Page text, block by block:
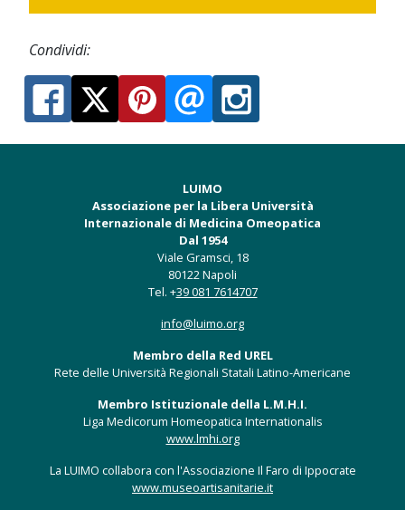
Condividi:
LUIMO
Associazione per la Libera Università
Internazionale di Medicina Omeopatica
Dal 1954
Viale Gramsci, 18
80122 Napoli
Tel. +39 081 7614707
info@luimo.org
Membro della Red UREL
Rete delle Università Regionali Statali Latino-Americane
Membro Istituzionale della L.M.H.I.
Liga Medicorum Homeopatica Internationalis
www.lmhi.org
La LUIMO collabora con l'Associazione Il Faro di Ippocrate
www.museoartisanitarie.it